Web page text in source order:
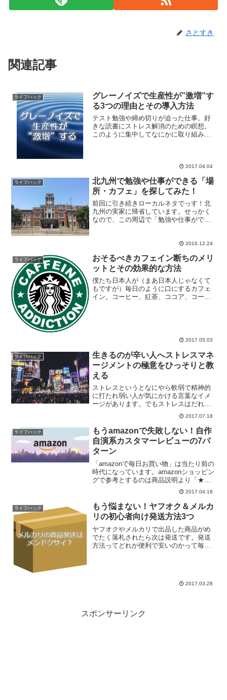
さとすき
関連記事
ライフハック
グレーノイズで生産性が”激増”す
る3つの理由とその導入方法
テスト勉強や締め切りが迫った仕事。好
きな読書にストレス解消のための瞑想。
このように集中してなにかに取り組みた
2017.04.04
ライフハック
北九州で勉強や仕事ができる「場
所・カフェ」を探してみた！
前回に引き続きローカルネタでっす！北
九州の実家に帰省しています。せっかく
なので、この周辺で「勉強や仕事ができ
１．戸畑図書館（旧市役所）まずは戸畑
にある市立の図書館に行っ...
2016.12.24
ライフハック
おそるべきカフェイン断ちのメリ
ットとその効果的な方法
僕たち日本人が（まあ日本人じゃなくて
もですが）毎日のように口にするカフェ
イン。コーヒー、紅茶、ココア、コー
2017.05.03
ライフハック
生きるのが辛い人へストレスマネ
ージメントの極意をひっそりと教
える
ストレスというとなにやら軟弱で精神的
に打たれ弱い人が気にかける言葉なイメ
ージがあります。でもストレスはだれも
が普段の生活のなかで受けているもので
あり、時として病気のトリガーとなり、
また時としてうまくコントロールできれ
ばパフォーマンスの向上を...
2017.07.18
ライフハック
もうamazonで失敗しない！自作
自演系カスタマーレビューの7パ
ターン
「amazonで毎日お買い物」は当たり前の
時代になっています。amazonショッピン
グで参考とするのは商品説明より「★の
数」と「カスタマーレビュー」ではない
でしょうか。評価の高い商品はやはり安
心感が違います。言い換えれば★の数と
カスタマーレ...
2017.04.18
ライフハック
もう悩まない！ヤフオク＆メルカ
リの初心者向け発送方法3つ
ヤフオクやメルカリで出品した商品がめ
でたく落札されたら次は発送です。発送
方法ってどれが便利で安いのかって毎回
2017.03.28
スポンサーリンク